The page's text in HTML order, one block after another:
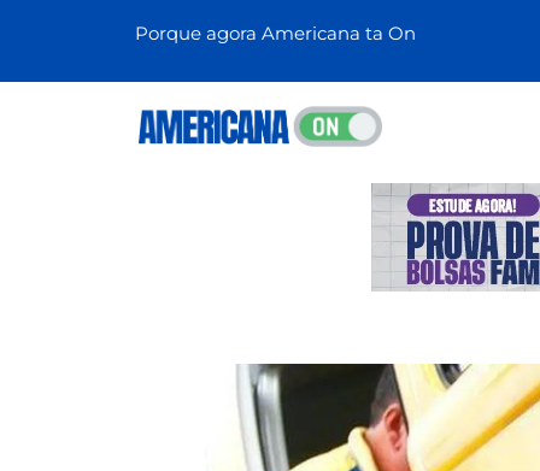
Porque agora Americana ta On